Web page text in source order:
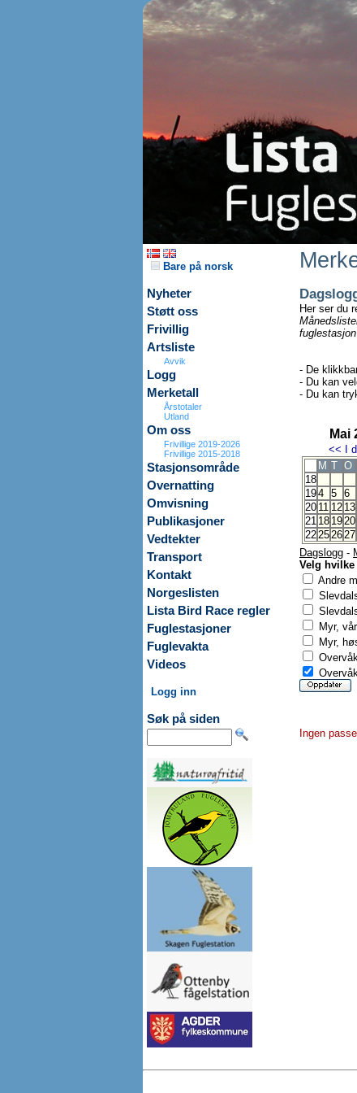
Bare på norsk
Nyheter
Støtt oss
Frivillig
Artsliste
Avvik
Logg
Merketall
Årstotaler
Utland
Om oss
Frivillige 2019-2026
Frivillige 2015-2018
Stasjonsområde
Overnatting
Omvisning
Publikasjoner
Vedtekter
Transport
Kontakt
Norgeslisten
Lista Bird Race regler
Fuglestasjoner
Fuglevakta
Videos
Logg inn
Søk på siden
Her ser du
fuglestasjon
- De
- Du kan
- Du kan
Mai
<< I
M T O
18
194 5 6
20 11 12 13
21 18 1920
22252627
Dagslogg -
Velg hvilke
Andre
Myr, vår
Myr,
Ingen